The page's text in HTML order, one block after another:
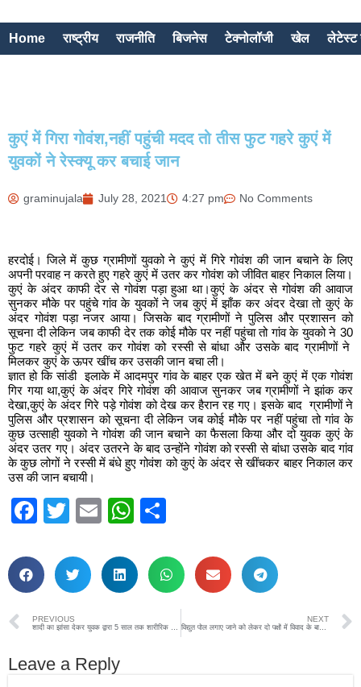
Home राष्ट्रीय राजनीति बिजनेस टेक्नोलॉजी खेल लेटेस्ट
कुएं में गिरा गोवंश,नहीं पहुंची मदद तो तीस फुट गहरे कुएं में
युवकों ने रेस्क्यू कर बचाई जान
graminujala July 28, 2021 4:27 pm No Comments
हरदोई। जिले में कुछ ग्रामीणों युवको ने कुएं में गिरे गोवंश की जान बचाने के लिए
अपनी परवाह न करते हुए गहरे कुएं में उतर कर गोवंश को जीवित बाहर निकाल लिया।
कुएं के अंदर काफी देर से गोवंश पड़ा हुआ था।कुएं के अंदर से गोवंश की आवाज
सुनकर मौके पर पहुंचे गांव के युवकों ने जब कुएं में झाँक कर अंदर देखा तो कुएं के
अंदर गोवंश पड़ा नजर आया। जिसके बाद ग्रामीणों ने पुलिस और प्रशासन को
सूचना दी लेकिन जब काफी देर तक कोई मौके पर नहीं पहुंचा तो गांव के युवको ने 30
फुट गहरे कुएं में उतर कर गोवंश को रस्सी से बांधा और उसके बाद ग्रामीणों ने
मिलकर कुएं के ऊपर खींच कर उसकी जान बचा ली।
ज्ञात हो कि सांडी इलाके में आदमपुर गांव के बाहर एक खेत में बने कुएं में एक गोवंश
गिर गया था,कुएं के अंदर गिरे गोवंश की आवाज सुनकर जब ग्रामीणों ने झांक कर
देखा,कुएं के अंदर गिरे पड़े गोवंश को देख कर हैरान रह गए। इसके बाद ग्रामीणों ने
पुलिस और प्रशासन को सूचना दी लेकिन जब कोई मौके पर नहीं पहुंचा तो गांव के
कुछ उत्साही युवको ने गोवंश की जान बचाने का फैसला किया और दो युवक कुएं के
अंदर उतर गए। अंदर उतरने के बाद उन्होंने गोवंश को रस्सी से बांधा उसके बाद गांव
के कुछ लोगों ने रस्सी में बंधे हुए गोवंश को कुएं के अंदर से खींचकर बाहर निकाल कर
उस की जान बचायी।
Facebook
Twitter
EmailWhatsApp
PREVIOUS NEXT
विद्युत पोल लगाए जाने को लेकर दो पक्षों में विवाद के बाद जमकर चले ईंट पत्थर,6 लोग हुए घायल
Leave a Reply